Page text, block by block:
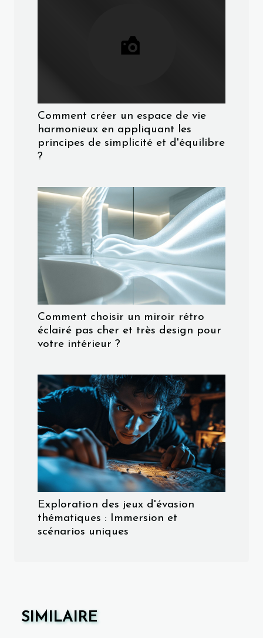
Comment créer un espace de vie
harmonieux en appliquant les
principes de simplicité et d'équilibre
?
Comment choisir un miroir rétro
éclairé pas cher et très design pour
votre intérieur ?
Exploration des jeux d'évasion
thématiques : Immersion et
scénarios uniques
SIMILAIRE